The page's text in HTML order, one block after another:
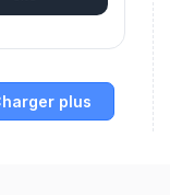
plus